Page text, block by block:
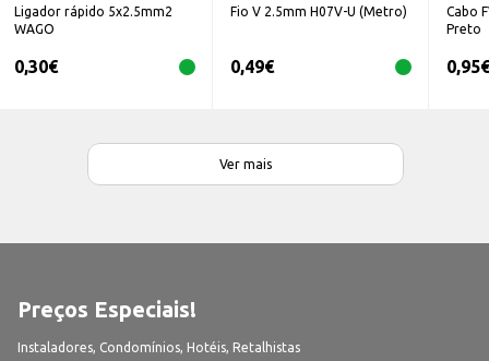
Ligador rápido 5x2.5mm2
WAGO
0,30€
Fio V 2.5mm H07V-U (Metro)
0,49€
Cabo
Preto
0,95€
Ver mais
Preços Especiais!
Instaladores, Condomínios, Hotéis, Retalhistas